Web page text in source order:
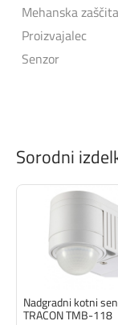
Mehanska zaščita
Proizvajalec
Senzor
Sorodni
Nadgradni kotni
TRACON TMB-118